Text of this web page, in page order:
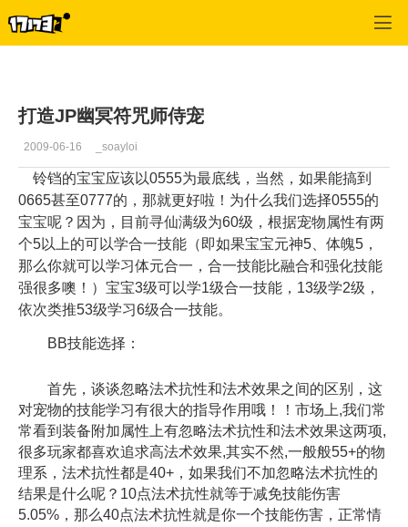
打造JP幽冥符咒师侍宠
2009-06-16 _soayloi
铃铛的宝宝应该以0555为最底线，当然，如果能搞到
0665甚至0777的，那就更好啦！为什么我们选择0555的
宝宝呢？因为，目前寻仙满级为60级，根据宠物属性有两
个5以上的可以学合一技能（即如果宝宝元神5、体魄5，
那么你就可以学习体元合一，合一技能比融合和强化技能
强很多噢！）宝宝3级可以学1级合一技能，13级学2级，
依次类推53级学习6级合一技能。
BB技能选择：
首先，谈谈忽略法术抗性和法术效果之间的区别，这
对宠物的技能学习有很大的指导作用哦！！市场上,我们常
常看到装备附加属性上有忽略法术抗性和法术效果这两项,
很多玩家都喜欢追求高法术效果,其实不然,一般般55+的物
理系，法术抗性都是40+，如果我们不加忽略法术抗性的
结果是什么呢？10点法术抗性就等于减免技能伤害
5.05%，那么40点法术抗性就是你一个技能伤害，正常情